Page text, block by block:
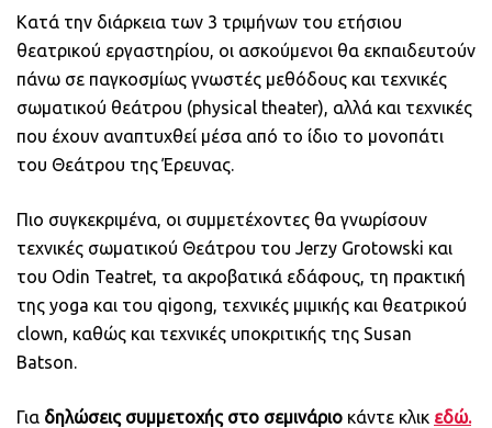
Κατά την διάρκεια των 3 τριμήνων του ετήσιου
θεατρικού εργαστηρίου, οι ασκούμενοι θα εκπαιδευτούν
πάνω σε παγκοσμίως γνωστές μεθόδους και τεχνικές
σωματικού θεάτρου (physical theater), αλλά και τεχνικές
που έχουν αναπτυχθεί μέσα από το ίδιο το μονοπάτι
του Θεάτρου της Έρευνας.
Πιο συγκεκριμένα, οι συμμετέχοντες θα γνωρίσουν
τεχνικές σωματικού Θεάτρου του Jerzy Grotowski και
του Odin Teatret, τα ακροβατικά εδάφους, τη πρακτική
της yoga και του qigong, τεχνικές μιμικής και θεατρικού
clown, καθώς και τεχνικές υποκριτικής της Susan
Batson.
Για δηλώσεις συμμετοχής στο σεμινάριο κάντε κλικ εδώ.